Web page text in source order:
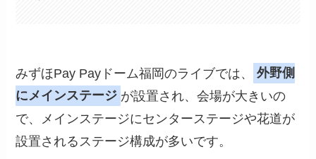
みずほPay Payドーム福岡のライブでは、
外野側
にメインステージ が設置され、会場が大きいの
で、メインステージにセンターステージや花道が
設置されるステージ構成が多いです。